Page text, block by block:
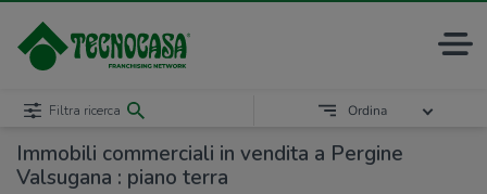
Immobili commerciali in vendita a Pergine
Valsugana : piano terra
Filtra ricerca Ordina